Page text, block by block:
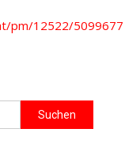
pm/12522/5099677
Suchen
nach: